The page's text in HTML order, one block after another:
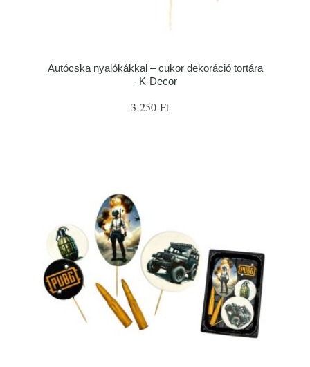
Autócska nyalókákkal – cukor dekoráció tortára
- K-Decor
3 250 Ft